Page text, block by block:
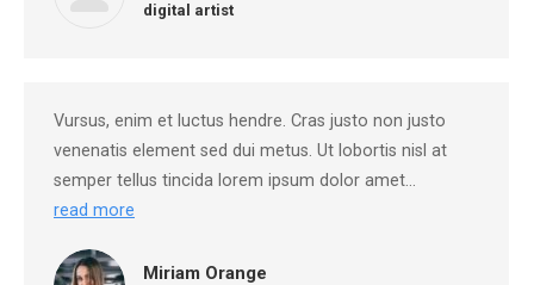
digital artist
Vursus, enim et luctus hendre. Cras justo non justo
venenatis element sed dui metus. Ut lobortis nisl at
semper tellus tincida lorem ipsum dolor amet…
read more
Miriam Orange